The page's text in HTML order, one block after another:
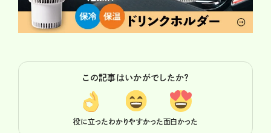
この記事はいかがでしたか？
役に立ったわかりやすかった面白かった